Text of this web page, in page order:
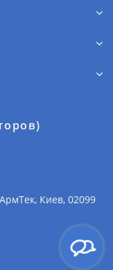
Киев, 02099